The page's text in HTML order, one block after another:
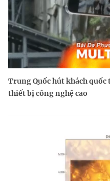
Trung Quốc hút khách
thiết bị công nghệ cao